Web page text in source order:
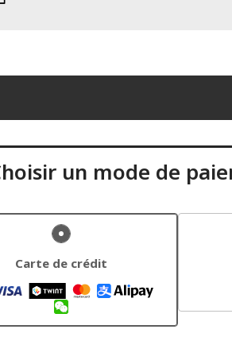
un mode de
Carte de crédit